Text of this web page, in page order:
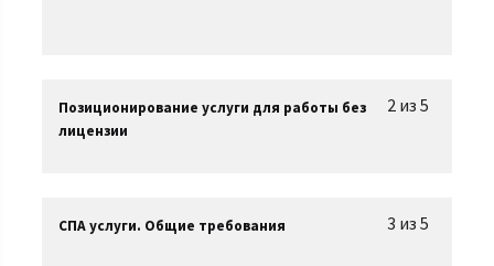
2 из 5
Позиционирование услуги для работы без
лицензии
3 из 5
СПА услуги. Общие требования